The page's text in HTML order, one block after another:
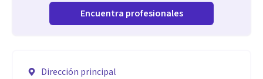
Encuentra profesionales
Dirección principal